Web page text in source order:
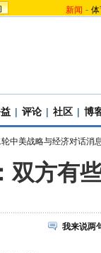
新闻 -
| 评论 | 社区 | 博
中美战略与经济对话消
双方有
我来说两